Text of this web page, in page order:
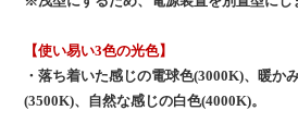
【使い易い3色の光色】
・落ち着いた感じの電球色(3000K)、暖か
(3500K)、自然な感じの白色(4000K)。